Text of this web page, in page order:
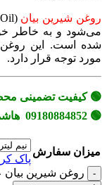
روغن شیرین بیان
می‌شود و به خاطر
شده است. این
مورد توجه قرار دارد.
🟢 کیفیت تضمینی
🟢 09180884852 هاشمی (تماس/ پیام)
میزان سفارش
پاک
روغن شیرین بیان